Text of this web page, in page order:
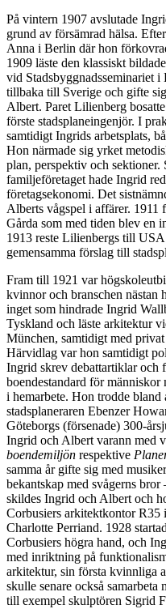
På vintern 1907 avslutade
grund av försämrad hälsa.
Anna i Berlin där hon
1909 läste den klassiskt
vid Stadsbyggnadsseminariet
tillbaka till Sverige och gifte
Albert. Paret Lilienberg
förste stadsplaneingenjör. I
samtidigt Ingrids arbetsplats,
Hon närmade sig yrket
plan, perspektiv och sektioner.
familjeföretaget hade Ingrid
företagsekonomi. Det
Alberts vågspel i affärer. 1911
Gårda som med tiden blev en
1913 reste Lilienbergs till
gemensamma förslag till
Fram till 1921 var
kvinnor och branschen nästan
inget som hindrade Ingrid
Tyskland och läste arkitektur
München, samtidigt med
Härvidlag var hon samtidigt
Ingrid skrev debattartiklar och
boendestandard för
i hemarbete. Hon trodde bland
stadsplaneraren Ebenzer
Göteborgs (försenade) 300-
Ingrid och Albert varann med
boendemiljön respektive
samma år gifte sig med
bekantskap med svågerns
skildes Ingrid och Albert och
Corbusiers arkitektkontor R35
Charlotte Perriand. 1928
Corbusiers högra hand, och
med inriktning på
arkitektur, sin första kvinnliga
skulle senare också
till exempel skulptören Sigrid